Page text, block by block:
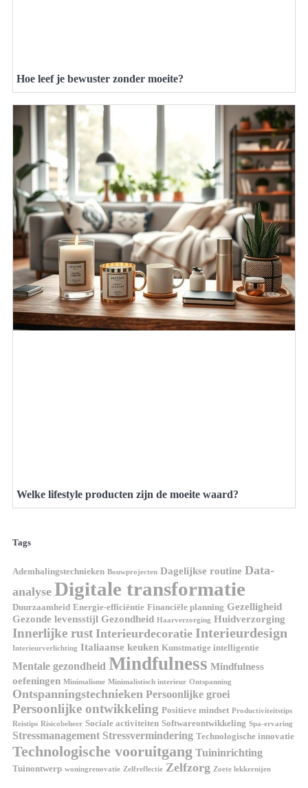
Hoe leef je bewuster zonder moeite?
Welke lifestyle producten zijn de moeite waard?
Tags
Ademhalingstechnieken Bouwprojecten Dagelijkse routine Data-
analyse Digitale transformatie
Duurzaamheid Energie-efficiëntie Financiële planning Gezelligheid
Gezonde levensstijl Gezondheid Haarverzorging Huidverzorging
Innerlijke rust Interieurdecoratie Interieurdesign
Interieurverlichting Italiaanse keuken Kunstmatige intelligentie
Mentale gezondheid Mindfulness Mindfulness
oefeningen Minimalisme Minimalistisch interieur Ontspanning
Ontspanningstechnieken Persoonlijke groei
Persoonlijke ontwikkeling Positieve mindset Productiviteitstips
Reistips Risicobeheer Sociale activiteiten Softwareontwikkeling Spa-ervaring
Stressmanagement Stressvermindering Technologische innovatie
Technologische vooruitgang Tuininrichting
Tuinontwerp woningrenovatie Zelfreflectie Zelfzorg Zoete lekkernijen